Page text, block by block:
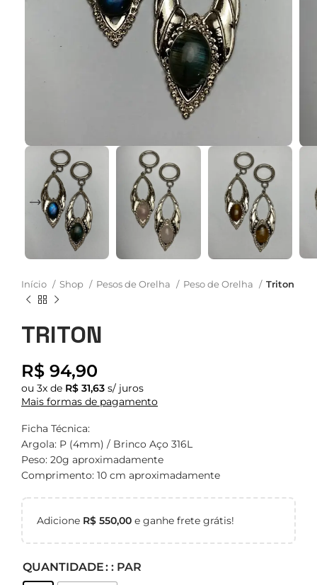
Início Shop Pesos de Orelha Peso de Orelha Triton
TRITON
R$ 94,90
ou 3x de R$ 31,63 s/ juros
Mais formas de pagamento
Ficha Técnica:
Argola: P (4mm) / Brinco Aço 316L
Peso: 20g aproximadamente
Comprimento: 10 cm aproximadamente
Adicione R$ 550,00 e ganhe frete grátis!
QUANTIDADE : PAR